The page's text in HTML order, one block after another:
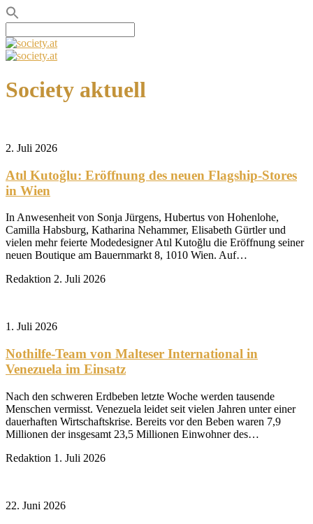
for:
Society aktuell
2. Juli 2026
Atıl Kutoğlu: Eröffnung des neuen Flagship-Stores
in Wien
In Anwesenheit von Sonja Jürgens, Hubertus von Hohenlohe,
Camilla Habsburg, Katharina Nehammer, Elisabeth Gürtler und
vielen mehr feierte Modedesigner Atıl Kutoğlu die Eröffnung seiner
neuen Boutique am Bauernmarkt 8, 1010 Wien. Auf…
Redaktion 2. Juli 2026
1. Juli 2026
Nothilfe-Team von Malteser International in
Venezuela im Einsatz
Nach den schweren Erdbeben letzte Woche werden tausende
Menschen vermisst. Venezuela leidet seit vielen Jahren unter einer
dauerhaften Wirtschaftskrise. Bereits vor den Beben waren 7,9
Millionen der insgesamt 23,5 Millionen Einwohner des…
Redaktion 1. Juli 2026
22. Juni 2026